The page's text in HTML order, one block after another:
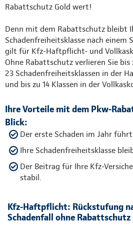
Rabattschutz Gold wert!
Denn mit dem Rabattschutz bleibt
Schadenfreiheitsklasse nach einem
gilt für Kfz-Haftpflicht- und
Ohne Rabattschutz verlieren Sie bis
23 Schadenfreiheitsklassen in der
und bis zu 14 Klassen in der
Ihre Vorteile mit dem Pkw-
Blick:
Der erste Schaden im Jahr
Ihre Schadenfreiheitsklasse
Der Beitrag für Ihre Kfz-
stabil.
Kfz-Haftpflicht: Rückstufung
Schadenfall ohne Rabattschutz